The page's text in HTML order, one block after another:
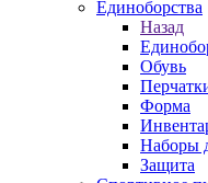
Единоборства
Назад
Обувь
Форма
Наборы
Защита